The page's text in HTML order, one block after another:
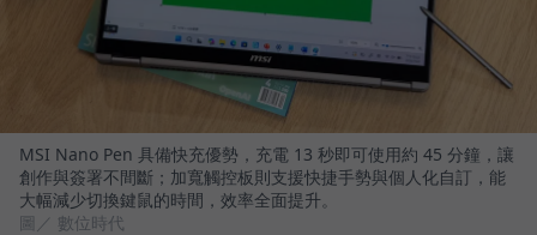
MSI Nano Pen 具備快充優勢，充電 13 秒即可使用約 45 分鐘，讓
創作與簽署不間斷；加寬觸控板則支援快捷手勢與個人化自訂，能
大幅減少切換鍵鼠的時間，效率全面提升。
圖／ 數位時代